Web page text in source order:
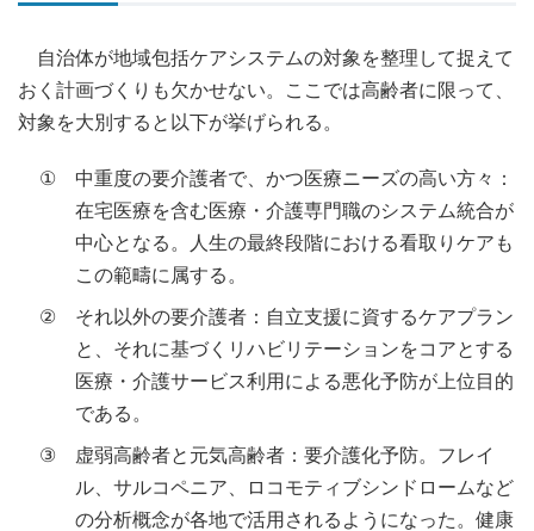
自治体が地域包括ケアシステムの対象を整理して捉えて
おく計画づくりも欠かせない。ここでは高齢者に限って、
対象を大別すると以下が挙げられる。
①
中重度の要介護者で、かつ医療ニーズの高い方々：
在宅医療を含む医療・介護専門職のシステム統合が
中心となる。人生の最終段階における看取りケアも
この範疇に属する。
②
それ以外の要介護者：自立支援に資するケアプラン
と、それに基づくリハビリテーションをコアとする
医療・介護サービス利用による悪化予防が上位目的
である。
③
虚弱高齢者と元気高齢者：要介護化予防。フレイ
ル、サルコペニア、ロコモティブシンドロームなど
の分析概念が各地で活用されるようになった。健康